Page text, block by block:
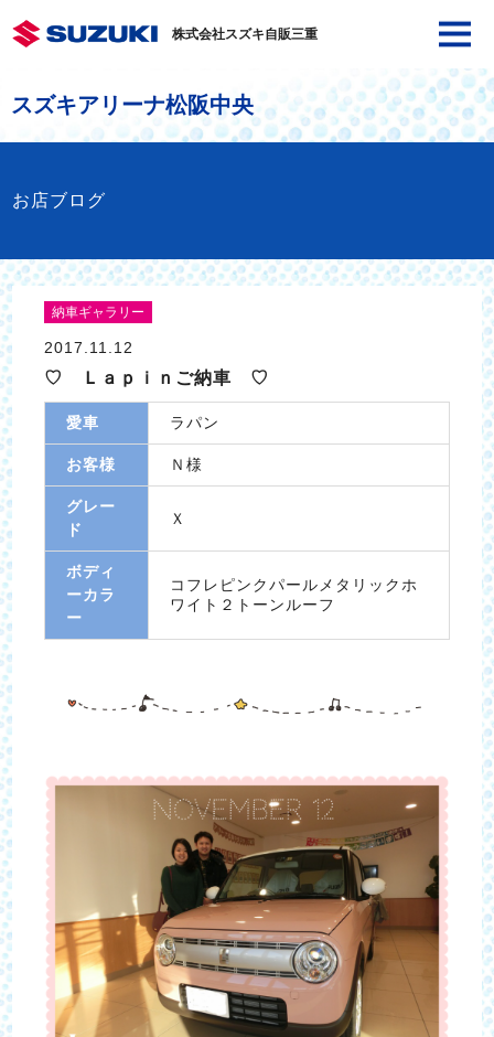
株式会社スズキ自販三重
スズキアリーナ松阪中央
お店ブログ
納車ギャラリー
2017.11.12
♡ Ｌａｐｉｎご納車 ♡
愛車 ラパン
お客様 Ｎ様
グレー
ド
Ｘ
ボディ
ーカラ
ー
コフレピンクパールメタリックホ
ワイト２トーンルーフ